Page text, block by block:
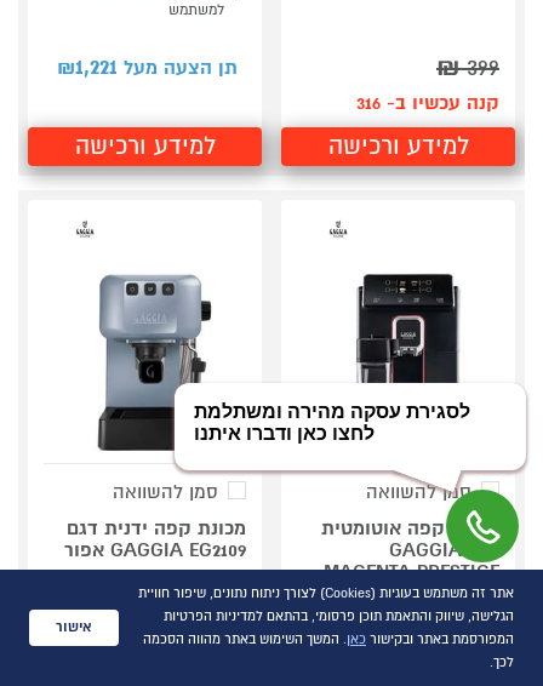
399
₪
קנה עכשיו ב- 316
למידע ורכישה
למשתמש
תן הצעה מעל ₪ 1,221
למידע ורכישה
סמן להשוואה
מכונת קפה אוטומטית
דגם GAGGIA
MAGENTA PRESTIGE
12 משקאות מוגדרים מראש
מיכל הקצפת חלב 0.5 ל'
אפשרות להשתמש בקפה
סמן להשוואה
מכונת קפה ידנית דגם
GAGGIA EG2109 אפור
קיטור
מיכל מים מובנה 1.2 ליטר
קדם־חליטה לקבלת אספרסו
אתר זה משתמש בעוגיות (Cookies) לצורך ניתוח נתונים, שיפור חוויית
הגלישה, שיווק והתאמת תוכן פרסומי, בהתאם למדיניות הפרטיות
המפורסמת באתר ובקישור כאן. המשך השימוש באתר מהווה הסכמה
לכך.
אישור